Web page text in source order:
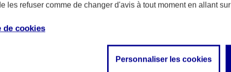
les refuser comme de changer d'avis à tout moment en allant sur
de cookies
Personnaliser les cookies